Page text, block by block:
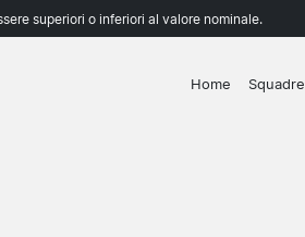
superiori o inferiori al valore nominale.
Home Squadre